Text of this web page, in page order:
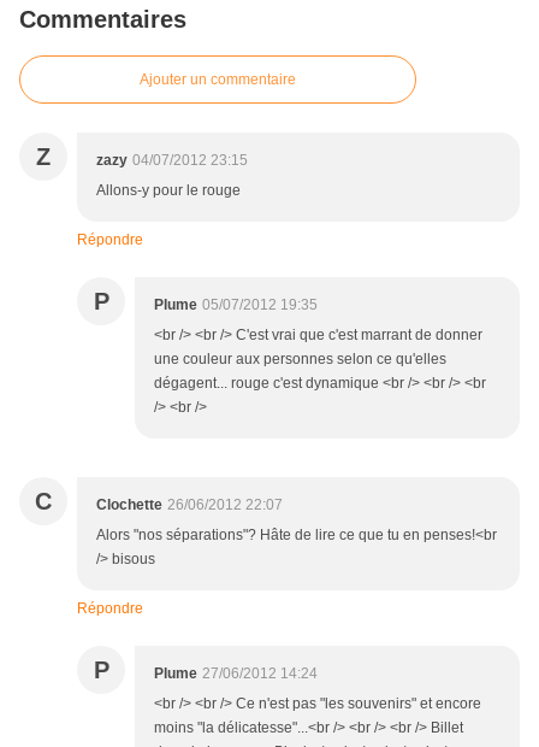
Commentaires
Ajouter un commentaire
Z zazy 04/07/2012 23:15
Allons-y pour le rouge
Répondre
P Plume 05/07/2012 19:35
<br /> <br /> C'est vrai que c'est marrant de donner
une couleur aux personnes selon ce qu'elles
dégagent... rouge c'est dynamique <br /> <br /> <br
/> <br />
C Clochette 26/06/2012 22:07
Alors "nos séparations"? Hâte de lire ce que tu en penses!<br
/> bisous
Répondre
P Plume 27/06/2012 14:24
<br /> <br /> Ce n'est pas "les souvenirs" et encore
moins "la délicatesse"...<br /> <br /> <br /> Billet